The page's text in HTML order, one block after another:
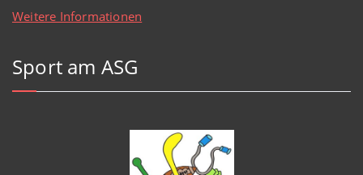
Weitere Informationen
Sport am ASG